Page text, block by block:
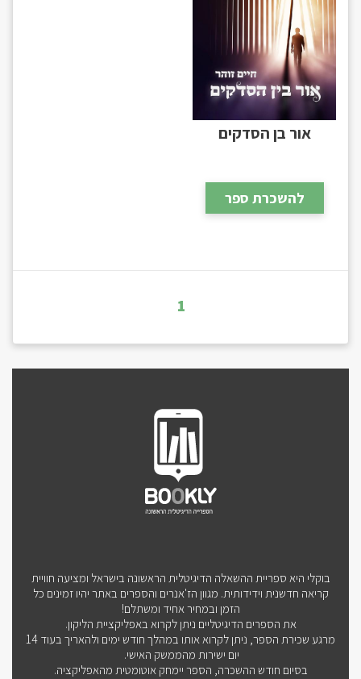
אור בן הסדקים
להשכרת ספר
1
בוקלי היא ספריית ההשאלה הדיגיטלית הראשונה בישראל ומציעה חוויית
קריאה חדשנית וידידותית. מגוון הז'אנרים והספרים באתר יהיו זמינים כל
הזמן ובמחיר אחיד ומשתלם!
את הספרים הדיגיטליים ניתן לקרוא באפליקציית הליקון.
מרגע שכירת הספר, ניתן לקרוא אותו במהלך חודש ימים ולהאריך בעוד 14
יום ישירות מהממשק האישי.
בסיום חודש ההשכרה, הספר יימחק אוטומטית מהאפליקציה.